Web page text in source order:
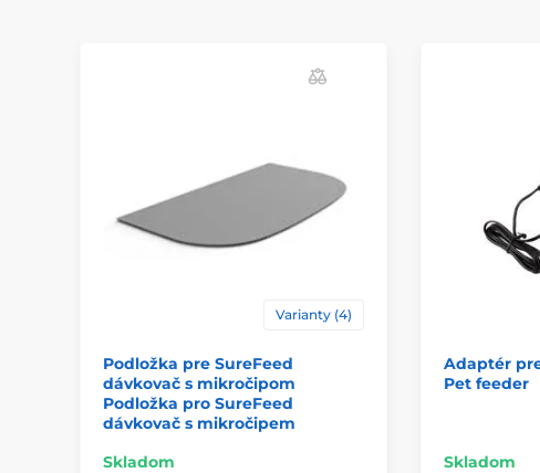
Varianty (4)
Podložka pre SureFeed
dávkovač s mikročipom
Podložka pro SureFeed
dávkovač s mikročipem
Skladom
Adaptér
Pet feeder
Skladom